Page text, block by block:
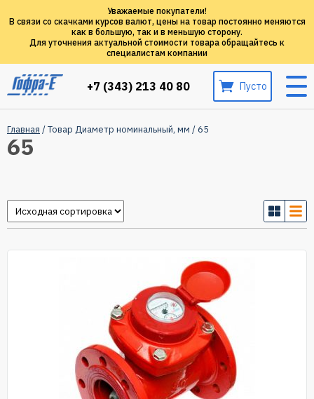
Уважаемые покупатели!
В связи со скачками курсов валют, цены на товар постоянно меняются
как в большую, так и в меньшую сторону.
Для уточнения актуальной стоимости товара обращайтесь к
специалистам компании
+7 (343) 213 40 80 Пусто
Главная / Товар Диаметр номинальный, мм / 65
65